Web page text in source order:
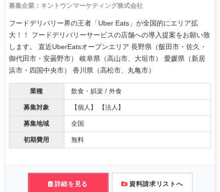
募集企業：キントウンマーケティング株式会社
フードデリバリー界の王者「Uber Eats」が全国的にエリア拡
大！！ フードデリバリーサービスの店舗への導入提案をお願い致
します。 直近UberEatsオープンエリア 長野県（飯田市・佐久・
御代田市・安曇野市） 岐阜県（高山市、大垣市） 愛媛県（新居
浜市・四国中央市） 香川県（高松市、丸亀市）
業種 飲食・娯楽 / 外食
募集対象 【個人】 【法人】
募集地域 全国
初期費用 無料
詳細を見る 資料請求リストへ